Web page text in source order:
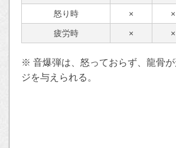
怒り時 × ×
疲労時 × ×
※ 音爆弾は、怒っておらず、龍骨
ジを与えられる。